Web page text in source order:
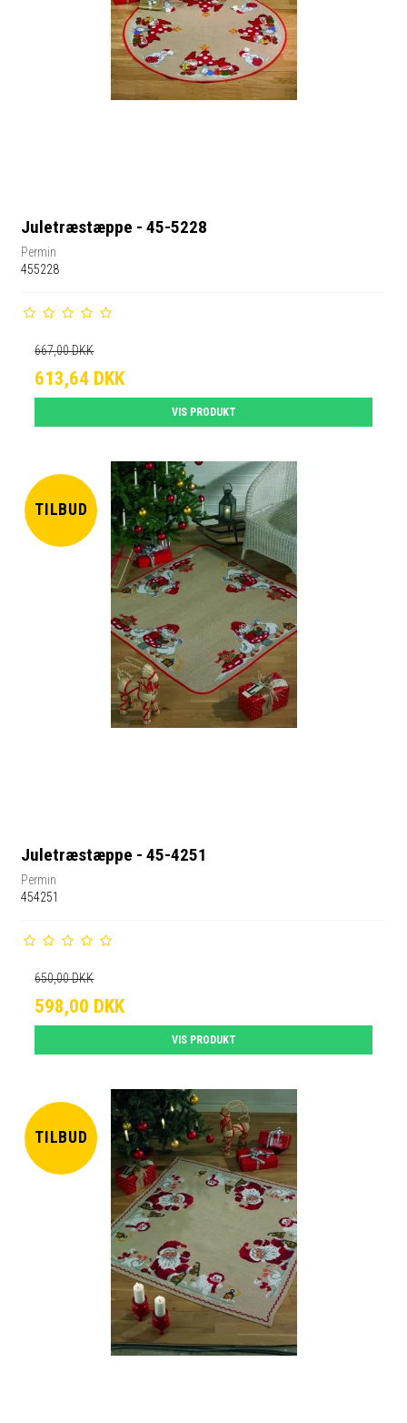
Juletræstæppe - 45-5228
Permin
455228
667,00 DKK
613,64 DKK
VIS PRODUKT
TILBUD
Juletræstæppe - 45-4251
Permin
454251
650,00 DKK
598,00 DKK
VIS PRODUKT
TILBUD